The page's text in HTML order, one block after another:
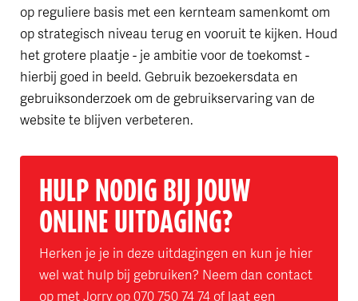
op reguliere basis met een kernteam samenkomt om
op strategisch niveau terug en vooruit te kijken. Houd
het grotere plaatje - je ambitie voor de toekomst -
hierbij goed in beeld. Gebruik bezoekersdata en
gebruiksonderzoek om de gebruikservaring van de
website te blijven verbeteren.
HULP NODIG BIJ JOUW
ONLINE UITDAGING?
Herken je je in deze uitdagingen en kun je hier
wel wat hulp bij gebruiken? Neem dan contact
op met Jorry op070 750 74 74 of laat een